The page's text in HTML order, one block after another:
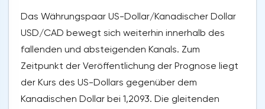
Das Währungspaar US-Dollar/Kanadischer Dollar
USD/CAD bewegt sich weiterhin innerhalb des
fallenden und absteigenden Kanals. Zum
Zeitpunkt der Veröffentlichung der Prognose liegt
der Kurs des US-Dollars gegenüber dem
Kanadischen Dollar bei 1,2093. Die gleitenden